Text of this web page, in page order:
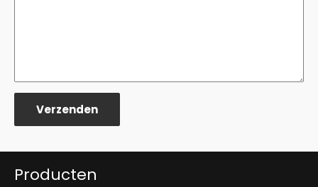
Verzenden
Producten